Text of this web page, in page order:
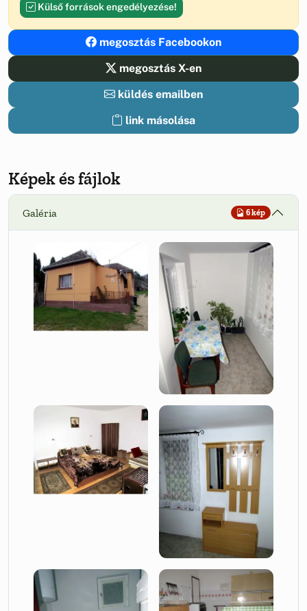
Külső források engedélyezése!
megosztás Facebookon
megosztás X-en
küldés emailben
link másolása
Képek és fájlok
Galéria 6 kép